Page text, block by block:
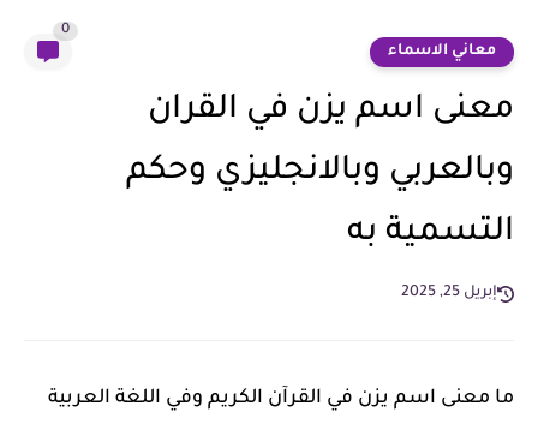
معاني الاسماء
0
معنى اسم يزن في القران
وبالعربي وبالانجليزي وحكم
التسمية به
إبريل 25, 2025
ما معنى اسم يزن في القرآن الكريم وفي اللغة العربية